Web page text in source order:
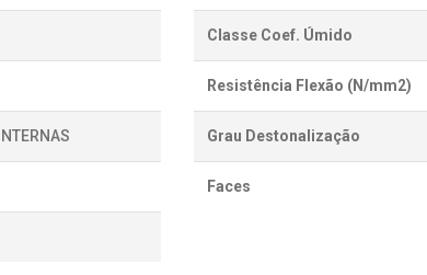
Classe Coef. Úmido
Resistência Flexão (N/mm2)
Grau Destonalização
Faces